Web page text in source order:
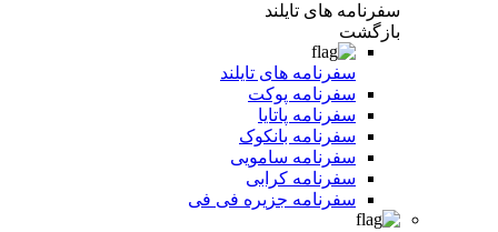
سفرنامه های تایلند
بازگشت
سفرنامه های تایلند
سفرنامه پوکت
سفرنامه پاتایا
سفرنامه بانکوک
سفرنامه سامویی
سفرنامه کرابی
سفرنامه جزیره فی فی